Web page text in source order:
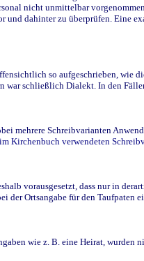
nicht unmittelbar
dahinter zu überprüfen. Eine
so aufgeschrieben, wie
war schließlich Dialekt. In den
mehrere Schreibvarianten
Kirchenbuch verwendeten
vorausgesetzt, dass nur in
Ortsangabe für den Taufpaten
wie z. B. eine Heirat, wurden